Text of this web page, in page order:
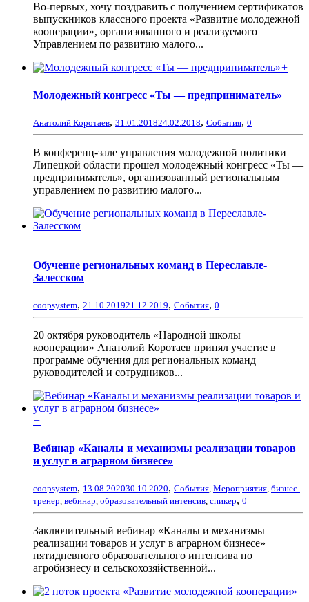
Во-первых, хочу поздравить с получением сертификатов
выпускников классного проекта «Развитие молодежной
кооперации», организованного и реализуемого
Управлением по развитию малого...
+
Молодежный конгресс «Ты — предприниматель»
Анатолий Коротаев, 31.01.201824.02.2018, События, 0
В конференц-зале управления молодежной политики
Липецкой области прошел молодежный конгресс «Ты —
предприниматель», организованный региональным
управлением по развитию малого...
+
Обучение региональных команд в Переславле-
Залесском
coopsystem, 21.10.201921.12.2019, События, 0
20 октября руководитель «Народной школы
кооперации» Анатолий Коротаев принял участие в
программе обучения для региональных команд
руководителей и сотрудников...
+
Вебинар «Каналы и механизмы реализации товаров
и услуг в аграрном бизнесе»
coopsystem, 13.08.202030.10.2020, События Мероприятия бизнес-
тренер вебинар образовательный интенсив спикер, 0
Заключительный вебинар «Каналы и механизмы
реализации товаров и услуг в аграрном бизнесе»
пятидневного образовательного интенсива по
агробизнесу и сельскохозяйственной...